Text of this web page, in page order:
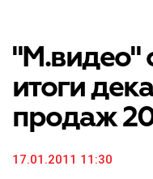
"М.видео"
итоги
продаж
17.01.2011 11:30